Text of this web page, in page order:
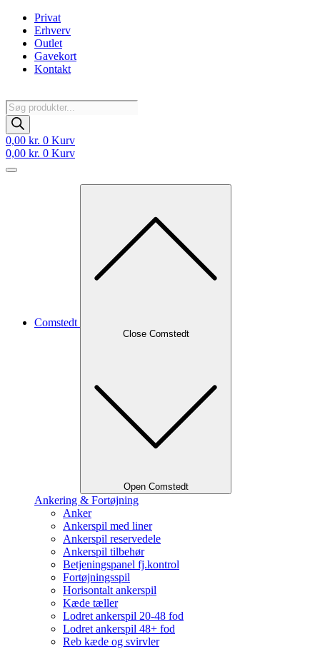
Videre
indhold
Privat
Erhverv
Outlet
Gavekort
Kontakt
Products
search
0,00 kr. 0 Kurv
0,00 kr. 0 Kurv
Comstedt
Close Comstedt
Open Comstedt
Ankering & Fortøjning
Anker
Ankerspil med liner
Ankerspil reservedele
Ankerspil tilbehør
Betjeningspanel fj.kontrol
Fortøjningsspil
Horisontalt ankerspil
Kæde tæller
Lodret ankerspil 20-48 fod
Lodret ankerspil 48+ fod
Reb kæde og svirvler